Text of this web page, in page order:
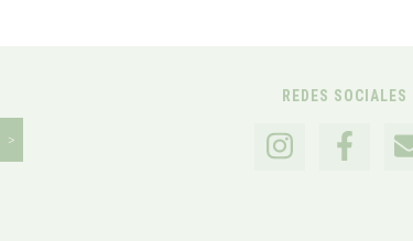
REDES SOCIALES